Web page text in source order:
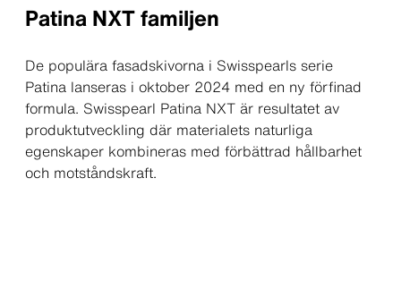
Patina NXT familjen
De populära fasadskivorna i Swisspearls serie
Patina lanseras i oktober 2024 med en ny förfinad
formula. Swisspearl Patina NXT är resultatet av
produktutveckling där materialets naturliga
egenskaper kombineras med förbättrad hållbarhet
och motståndskraft.